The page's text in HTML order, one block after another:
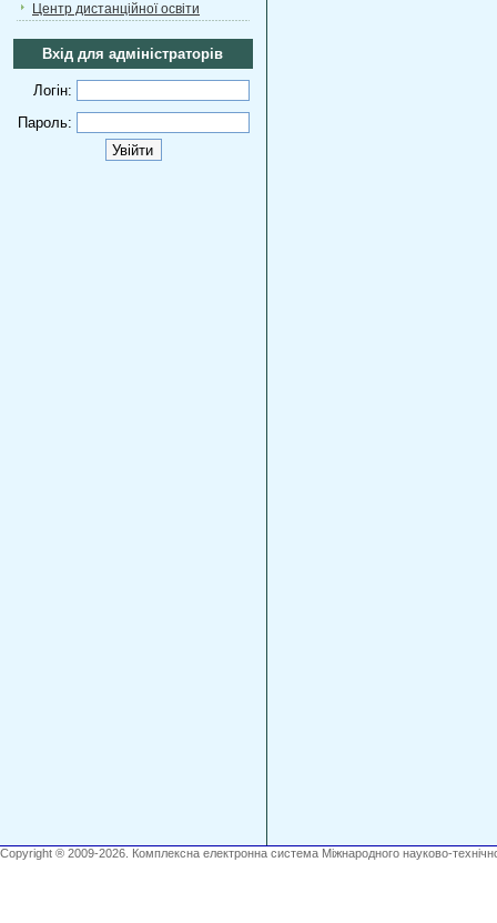
Центр дистанційної освіти
Вхід для адміністраторів
Логін:
Пароль:
Copyright ® 2009-2026. Комплексна електронна система Міжнародного науково-